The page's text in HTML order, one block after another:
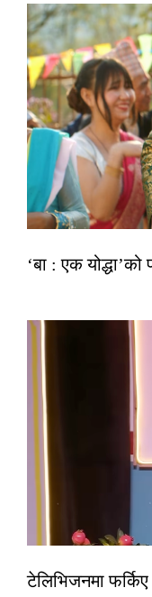
‘बा : एक
टेलिभिजनमा